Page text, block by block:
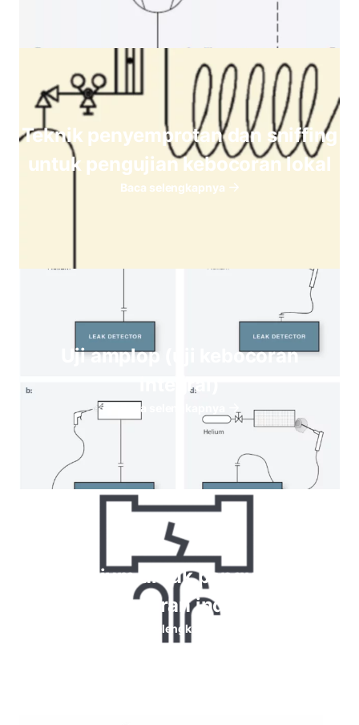
Teknik penyemprotan dan sniffing
untuk pengujian kebocoran lokal
Baca selengkapnya
Uji amplop (uji kebocoran
integral)
Baca selengkapnya
Helium untuk pengujian
kebocoran industri
Baca selengkapnya